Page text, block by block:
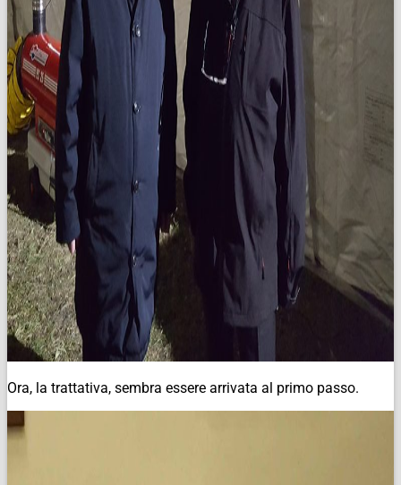
Ora, la trattativa, sembra essere arrivata al primo passo.